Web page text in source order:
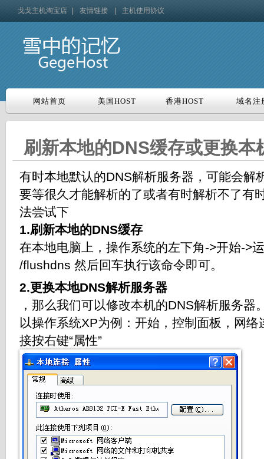
戈戈主机淘宝店 友情链接 主机使用协议
网站首页 美国HOST 香港HOST 域名注
刷新本地的DNS缓存或更换本
有时本地默认的DNS解析服务器，可能会解
要等很久才能解析的了或者有时解析不了有
法尝试下
1.刷新本地的DNS缓存
在本地电脑上，操作系统的左下角->开始->
/flushdns 然后回车执行该命令即可。
2.更换本地DNS解析服务器
，那么我们可以修改本机的DNS解析服务器
以操作系统XP为例：开始，控制面板，网
接按右键“属性”